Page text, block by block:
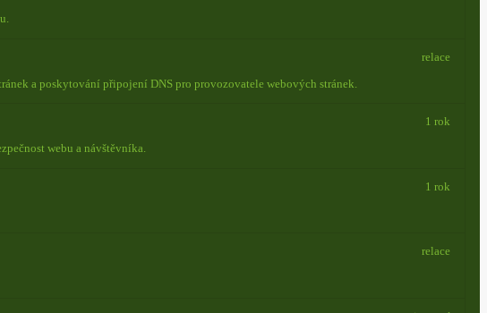
a poskytování připojení DNS pro provozovatele webových stránek.
relace
webu a návštěvníka.
1 rok
1 rok
relace